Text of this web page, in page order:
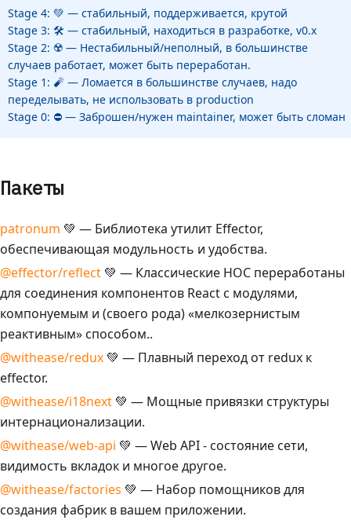
Stage 4: 💚 — стабильный, поддерживается, крутой
Stage 3: 🛠️ — стабильный, находиться в разработке, v0.x
Stage 2: ☢️️ — Нестабильный/неполный, в большинстве
случаев работает, может быть переработан.
Stage 1: 🧨 — Ломается в большинстве случаев, надо
переделывать, не использовать в production
Stage 0: ⛔️ — Заброшен/нужен maintainer, может быть сломан
Пакеты
patronum 💚 — Библиотека утилит Effector,
обеспечивающая модульность и удобства.
@effector/reflect 💚 — Классические HOC переработаны
для соединения компонентов React с модулями,
компонуемым и (своего рода) «мелкозернистым
реактивным» способом..
@withease/redux 💚 — Плавный переход от redux к
effector.
@withease/i18next 💚 — Мощные привязки структуры
интернационализации.
@withease/web-api 💚 — Web API - состояние сети,
видимость вкладок и многое другое.
@withease/factories 💚 — Набор помощников для
создания фабрик в вашем приложении.